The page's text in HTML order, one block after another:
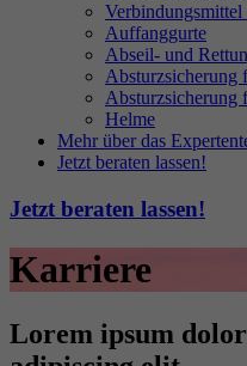
Verbindungsmittel
Auffanggurte
Abseil- und
Absturzsicherung
Absturzsicherung
Helme
Mehr über das
Jetzt beraten lassen!
Jetzt beraten lassen!
Karriere
Lorem ipsum